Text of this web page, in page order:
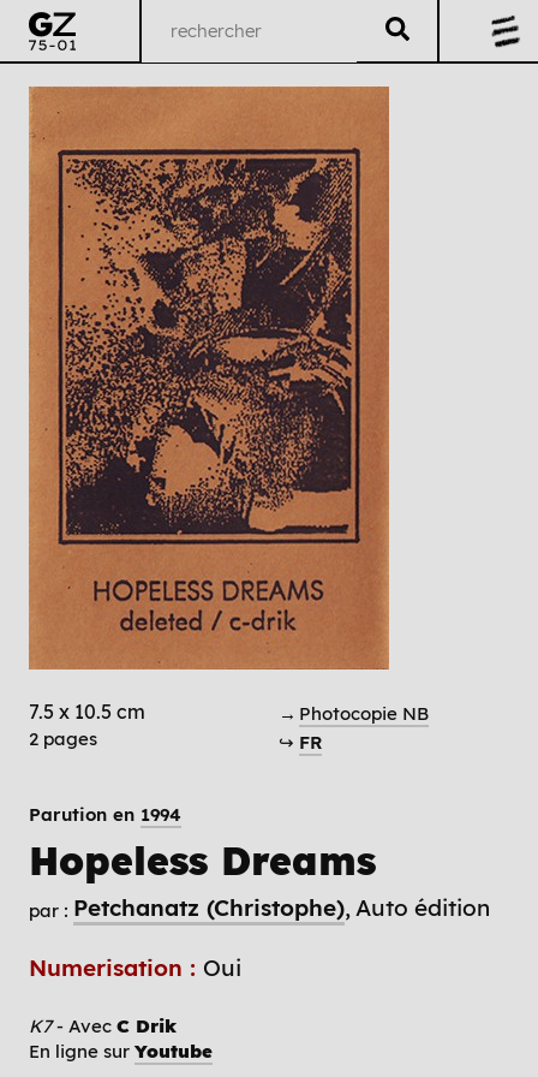
7.5 x 10.5 cm
2 pages
→ Photocopie NB
↪ FR
Parution en 1994
Hopeless Dreams
par : Petchanatz (Christophe) Auto édition
Numerisation : Oui
K7- Avec C Drik
En ligne sur Youtube